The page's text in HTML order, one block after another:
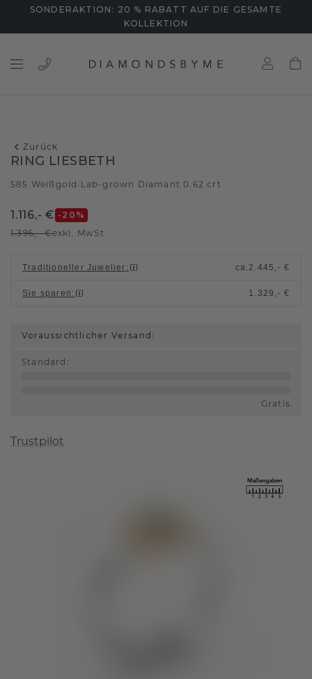
SONDERAKTION: 20 % RABATT AUF DIE GESAMTE
KOLLEKTION
Zurück
RING LIESBETH
585 Weißgold Lab-grown Diamant 0.62 crt
1.116,- € -20 %
1.395,- €exkl. MwSt
Traditioneller Juwelier : ca.2.445,- €
Sie sparen : 1.329,- €
Voraussichtlicher Versand:
Standard :
Gratis
Trustpilot